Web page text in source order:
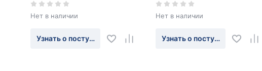
Нет в наличии
Узнать о поступлении
куб.м/час, D-отв. 25мм
Нет в наличии
Узнать о поступлении